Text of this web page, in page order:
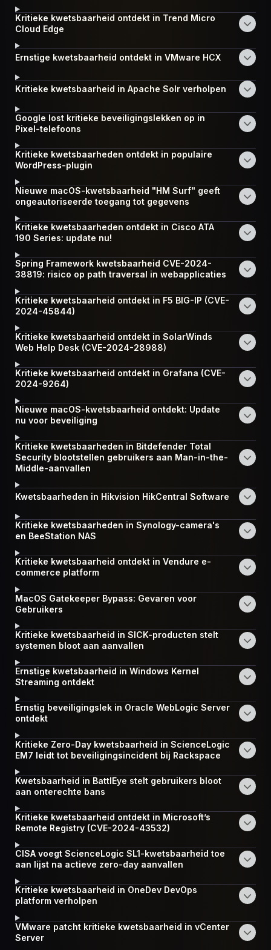
Kritieke kwetsbaarheid ontdekt in Trend Micro
Cloud Edge
Ernstige kwetsbaarheid ontdekt in VMware HCX
Kritieke kwetsbaarheid in Apache Solr verholpen
Google lost kritieke beveiligingslekken op in
Pixel-telefoons
Kritieke kwetsbaarheden ontdekt in populaire
WordPress-plugin
Nieuwe macOS-kwetsbaarheid "HM Surf" geeft
ongeautoriseerde toegang tot gegevens
Kritieke kwetsbaarheden ontdekt in Cisco ATA
190 Series: update nu!
Spring Framework kwetsbaarheid CVE-2024-
38819: risico op path traversal in webapplicaties
Kritieke kwetsbaarheid ontdekt in F5 BIG-IP (CVE-
2024-45844)
Kritieke kwetsbaarheid ontdekt in SolarWinds
Web Help Desk (CVE-2024-28988)
Kritieke kwetsbaarheid ontdekt in Grafana (CVE-
2024-9264)
Nieuwe macOS-kwetsbaarheid ontdekt: Update
nu voor beveiliging
Kritieke kwetsbaarheden in Bitdefender Total
Security blootstellen gebruikers aan Man-in-the-
Middle-aanvallen
Kwetsbaarheden in Hikvision HikCentral Software
Kritieke kwetsbaarheden in Synology-camera's
en BeeStation NAS
Kritieke kwetsbaarheid ontdekt in Vendure e-
commerce platform
MacOS Gatekeeper Bypass: Gevaren voor
Gebruikers
Kritieke kwetsbaarheid in SICK-producten stelt
systemen bloot aan aanvallen
Ernstige kwetsbaarheid in Windows Kernel
Streaming ontdekt
Ernstig beveiligingslek in Oracle WebLogic Server
ontdekt
Kritieke Zero-Day kwetsbaarheid in ScienceLogic
EM7 leidt tot beveiligingsincident bij Rackspace
Kwetsbaarheid in BattlEye stelt gebruikers bloot
aan onterechte bans
Kritieke kwetsbaarheid ontdekt in Microsoft’s
Remote Registry (CVE-2024-43532)
CISA voegt ScienceLogic SL1-kwetsbaarheid toe
aan lijst na actieve zero-day aanvallen
Kritieke kwetsbaarheid in OneDev DevOps
platform verholpen
VMware patcht kritieke kwetsbaarheid in vCenter
Server